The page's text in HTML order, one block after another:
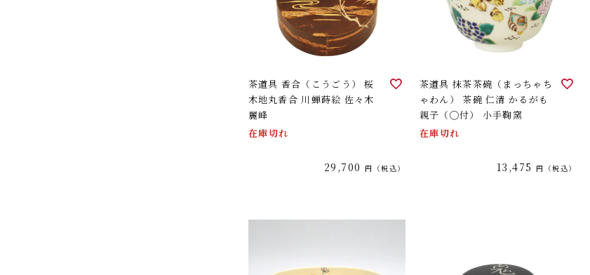
茶道具 香合（こうごう） 桜
木地丸香合 川蝉蒔絵 佐々木
麗峰
在庫切れ
29,700 税込
茶道具 抹茶茶碗（まっちゃち
ゃわん） 茶碗 仁清 かるがも
親子（◯付） 小手鞠窯
在庫切れ
13,475 税込